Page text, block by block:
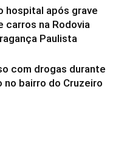
hospital após grave
carros na Rodovia
Paulista
com drogas durante
no bairro do Cruzeiro